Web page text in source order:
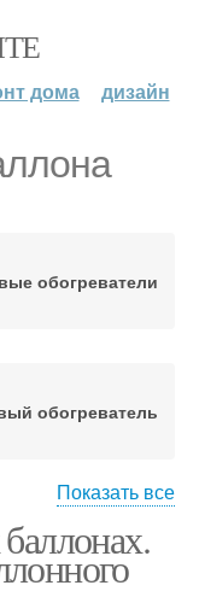
дома дизайн
обогреватели
обогреватель
Инверторный
Показать все